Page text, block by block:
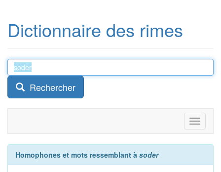
Dictionnaire des rimes
Rechercher
Toggle
Homophones et mots ressemblant à soder